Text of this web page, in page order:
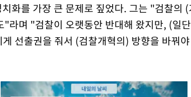
화를 가장 큰 문제로 짚었다. 그는 "검찰의
"라며 "검찰이 오랫동안 반대해 왔지만, (일
선출권을 줘서 (검찰개혁의) 방향을 바꿔